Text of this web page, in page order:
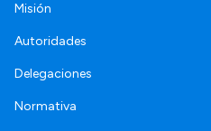
Misión
Autoridades
Delegaciones
Normativa